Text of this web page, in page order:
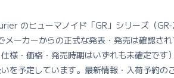
のヒューマノイド「GR」シリーズ（
ーカーからの正式な発表・発売は確認さ
様・価格・発売時期はいずれも未確定です
を予定しています。最新情報・入荷予約の